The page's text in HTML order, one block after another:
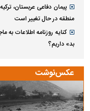
پیمان دفاعی عربستان،
منطقه در حال تغییر است
کنایه روزنامه اطلاعات به
بد» داریم؟
عکس‌نوشت